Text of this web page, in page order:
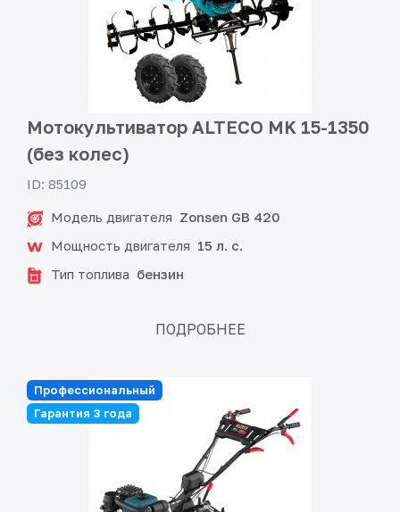
Мотокультиватор ALTECO MK 15-1350
(без колес)
ID: 85109
Модель двигателя Zonsen GB 420
Мощность двигателя 15 л. с.
Тип топлива бензин
ПОДРОБНЕЕ
Профессиональный
Гарантия 3 года